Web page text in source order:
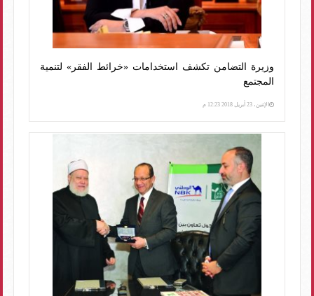
وزيرة التضامن تكشف استخدامات «خرائط الفقر» لتنمية
المجتمع
الإثنين، 23 أبريل 2018 12:23 م